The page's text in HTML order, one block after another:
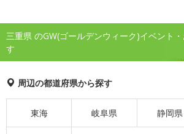
三重県 のGW(ゴールデンウィーク)イベント
す
周辺の都道府県から探す
東海 岐阜県 静岡県